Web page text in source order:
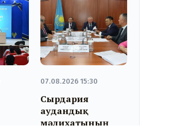
07.08.2026 15:30
Сырдария
аудандық
мәлихатының